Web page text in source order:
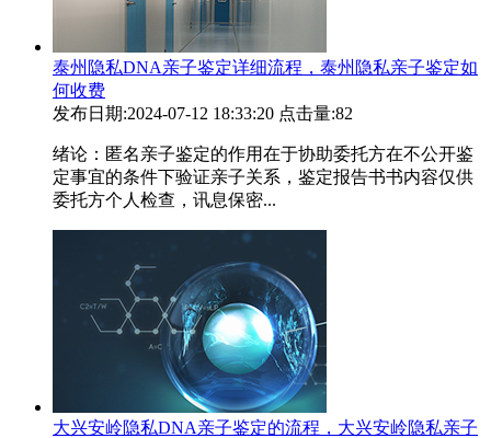
泰州隐私DNA亲子鉴定详细流程，泰州隐私亲子鉴定如
何收费
发布日期:2024-07-12 18:33:20 点击量:82
绪论：匿名亲子鉴定的作用在于协助委托方在不公开鉴
定事宜的条件下验证亲子关系，鉴定报告书书内容仅供
委托方个人检查，讯息保密...
大兴安岭隐私DNA亲子鉴定的流程，大兴安岭隐私亲子